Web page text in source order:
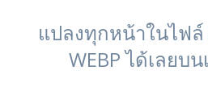
แปลงทุกหน้าในไฟล์
WEBP ได้เลยบน